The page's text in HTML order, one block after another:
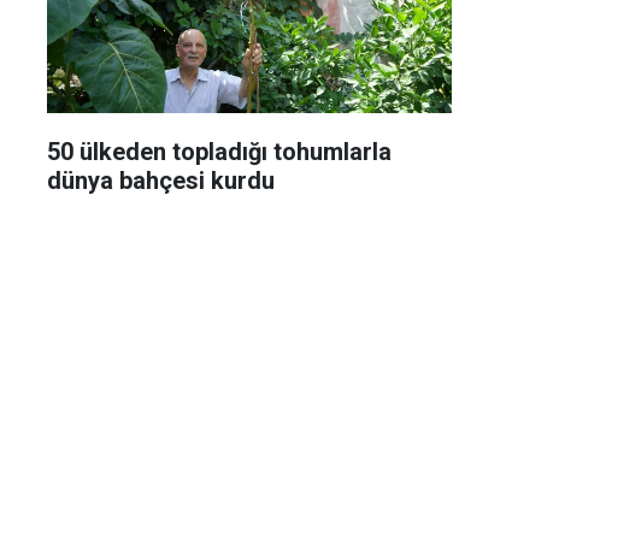
50 ülkeden topladığı tohumlarla
dünya bahçesi kurdu